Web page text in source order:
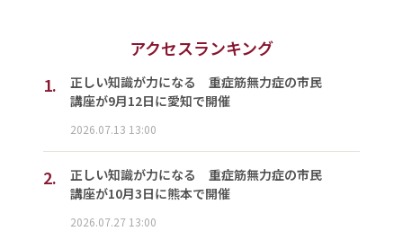
アクセスランキング
1.
正しい知識が力になる 重症筋無力症の市民
講座が9月12日に愛知で開催
2026.07.13 13:00
2.
正しい知識が力になる 重症筋無力症の市民
講座が10月3日に熊本で開催
2026.07.27 13:00